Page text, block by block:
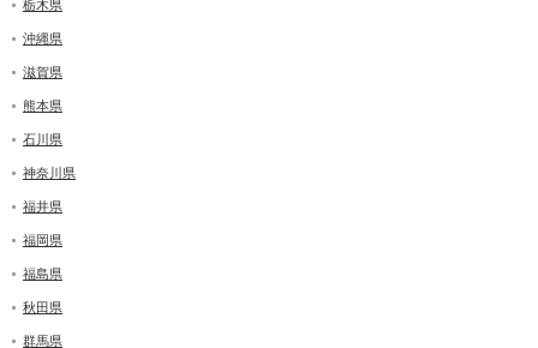
栃木県
沖縄県
滋賀県
熊本県
石川県
神奈川県
福井県
福岡県
福島県
秋田県
群馬県